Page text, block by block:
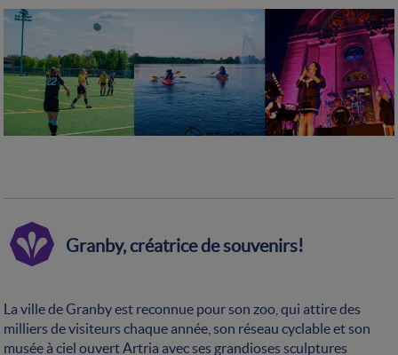
Granby, créatrice de souvenirs!
La ville de Granby est reconnue pour son zoo, qui attire des
milliers de visiteurs chaque année, son réseau cyclable et son
musée à ciel ouvert Artria avec ses grandioses sculptures